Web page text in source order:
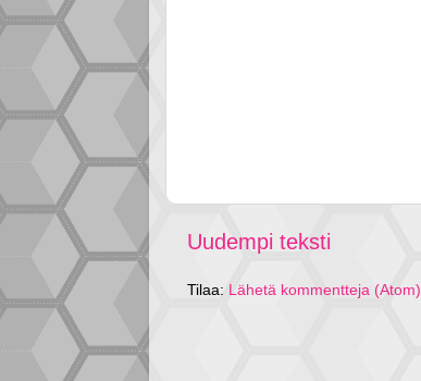
Uudempi teksti
Tilaa: Lähetä kommentteja (Atom)